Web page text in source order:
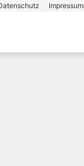
Impressum